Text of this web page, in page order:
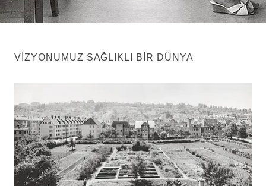
VIZYONUMUZ SAĞLIKLI BIR DÜNYA